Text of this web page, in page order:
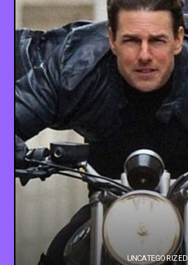
CRÉATION
ART
JEUX-VIDÉO
PEOPLE
FOOD
BONS PLANS
UNCATEGORIZED